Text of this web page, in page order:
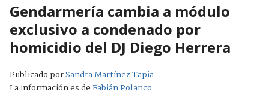
Gendarmería cambia a módulo
exclusivo a condenado por
homicidio del DJ Diego Herrera
Publicado porSandra Martínez Tapia
La información es deFabián Polanco